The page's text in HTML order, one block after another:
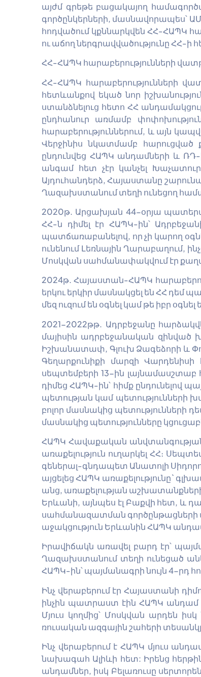
այժմ գրեթե բացակայող
գործընկերների, մասնավորապես՝
հոդվածում կքննարկվեն ՀՀ-ՀԱՊԿ
ու աճող ներգրավվածությունը ՀՀ-
ՀՀ-ՀԱՊԿ հարաբերությունների
ՀՀ-ՀԱՊԿ հարաբերությունների
հետևանքով եկած նոր
ստանձնելուց հետո ՀՀ
ընդհանուր առմամբ
հարաբերություններում, և այն
Վերջինիս նկատմամբ հարուցված
ընդունվեց ՀԱՊԿ անդամների և
անգամ հետ չէր կանչել
Այդուհանդերձ, Հայաստանը
Ղազախստանում տեղի ունեցող
2020թ. Արցախյան 44-օրյա
ՀՀ-ն դիմել էր ՀԱՊԿ-ին՝
պատճառաբանելով, որ չի կարող
ունենում Լեռնային Ղարաբաղում,
Մոսկվան սահմանափակվում էր
2024թ. Հայաստան-ՀԱՊԿ
երկու երկիր մասնակցել են ՀՀ
մեզ ուզում են օգնել կամ թե իբր օգնել
2021-2022թթ. Ադրբեջանը
մայիսին ադրբեջանական զինված
Իշխանատափ, Գլուխ Ձագեձորի և
Գեղարքունիքի մարզի
սեպտեմբերի 13-ին լայնամասշտաբ
դիմեց ՀԱՊԿ-ին՝ հիմք ընդունելով
պետության կամ պետությունների
բոլոր մասնակից պետությունների
մասնակից պետությունները
ՀԱՊԿ Հավաքական անվտանգության
առաքելություն ուղարկել ՀՀ։
գեներալ-գնդապետ Անատոլի
այցելեց ՀԱՊԿ առաքելությունը`
անց, առաքելության
Երևանի, այնպես էլ Բաքվի հետ, և
սահմանազատման գործընթացների
աջակցություն Երևանին ՀԱՊԿ
Իրավիճակն առավել բարդ էր՝
Ղազախստանում տեղի ունեցած
ՀԱՊԿ-ին՝ պայմանագրի նույն 4-րդ
Ինչ վերաբերում էր Հայաստանի
ինչին պատրաստ էին ՀԱՊԿ անդամ
Մյուս կողմից՝ Մոսկվան արդեն
ռուսական ազգային շահերի
Ինչ վերաբերում է ՀԱՊԿ մյուս
նախագահ Ալիևի հետ: Իրենց
անդամներ, իսկ Բելառուսը